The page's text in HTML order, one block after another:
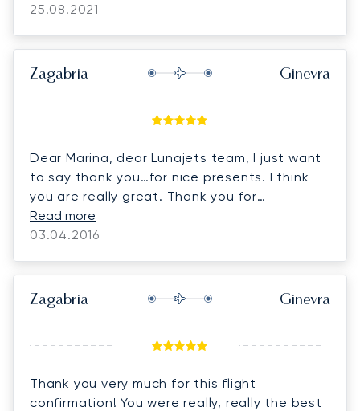
25.08.2021
Zagabria Ginevra
Dear Marina, dear Lunajets team, I just want
to say thank you…for nice presents. I think
you are really great. Thank you for
evevrything.
Read more
03.04.2016
Zagabria Ginevra
Thank you very much for this flight
confirmation! You were really, really the best